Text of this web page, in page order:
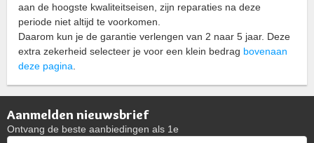
aan de hoogste kwaliteitseisen, zijn reparaties na deze
periode niet altijd te voorkomen.
Daarom kun je de garantie verlengen van 2 naar 5 jaar. Deze
extra zekerheid selecteer je voor een klein bedrag bovenaan
deze pagina
Aanmelden nieuwsbrief
Ontvang de beste aanbiedingen als 1e